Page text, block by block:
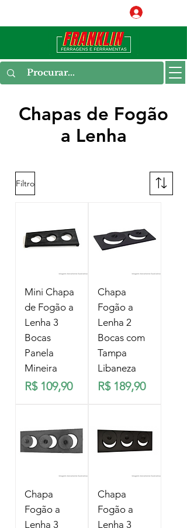
Chapas de Fogão
a Lenha
Filtro
Mini Chapa
de Fogão a
Lenha 3
Bocas
Panela
Mineira
Preço
R$ 109,90
Chapa
Fogão a
Lenha 2
Bocas com
Tampa
Libaneza
Preço
R$ 189,90
Chapa
Fogão a
Lenha 3
Chapa
Fogão a
Lenha 3